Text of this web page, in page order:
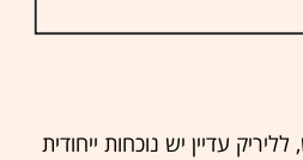
עדיין יש נוכחות ייחודית